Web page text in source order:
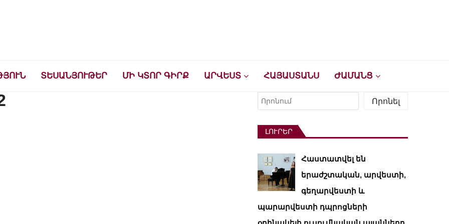
ՏԵՍԱՆՅՈՒԹԵՐ ՄԻ ԿՏՈՐ ԳԻՐՔ ԱՐՎԵՍՏ ՀԱՅԱՍՏԱՆՍ ԺԱՄԱՆՑ
Որոնել
Որոնել
ԼՈՒՐԵՐ
Հաստատվել են
երաժշտական, արվեստի,
գեղարվեստի և
պարարվեստի դպրոցների